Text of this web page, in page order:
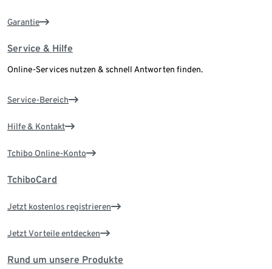
Garantie
Service & Hilfe
Online-Services nutzen & schnell Antworten finden.
Service-Bereich
Hilfe & Kontakt
Tchibo Online-Konto
TchiboCard
Jetzt kostenlos registrieren
Jetzt Vorteile entdecken
Rund um unsere Produkte